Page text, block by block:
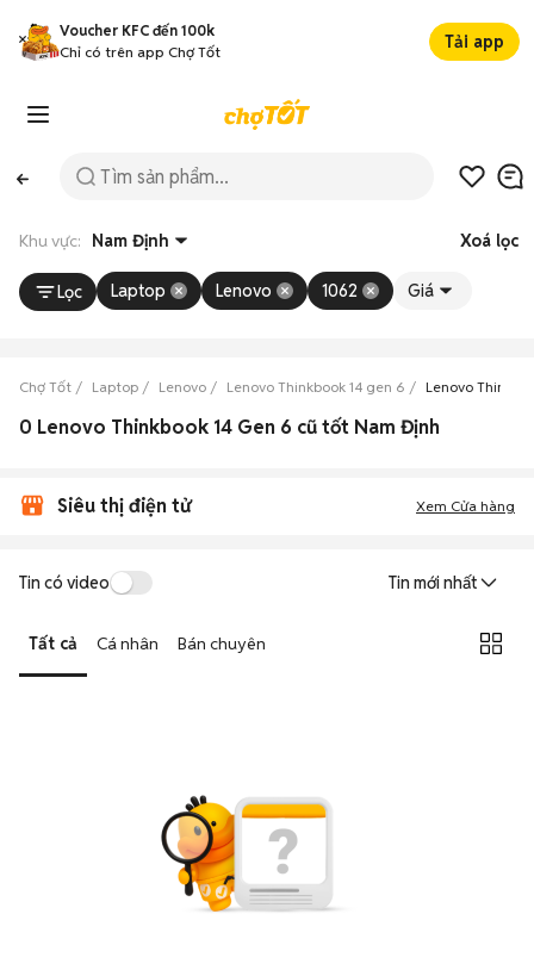
Voucher KFC đến 100k
Chỉ có trên app Chợ Tốt
Tải app
Khu vực: Nam Định Xoá lọc
Lọc Laptop Lenovo 1062 Giá
Chợ Tốt Laptop Lenovo Lenovo Thinkbook 14 gen 6 Lenovo
0 Lenovo Thinkbook 14 Gen 6 cũ tốt Nam Định
Siêu thị điện tử Xem Cửa hàng
Tin có video Tin mới nhất
Tất cả Cá nhân Bán chuyên